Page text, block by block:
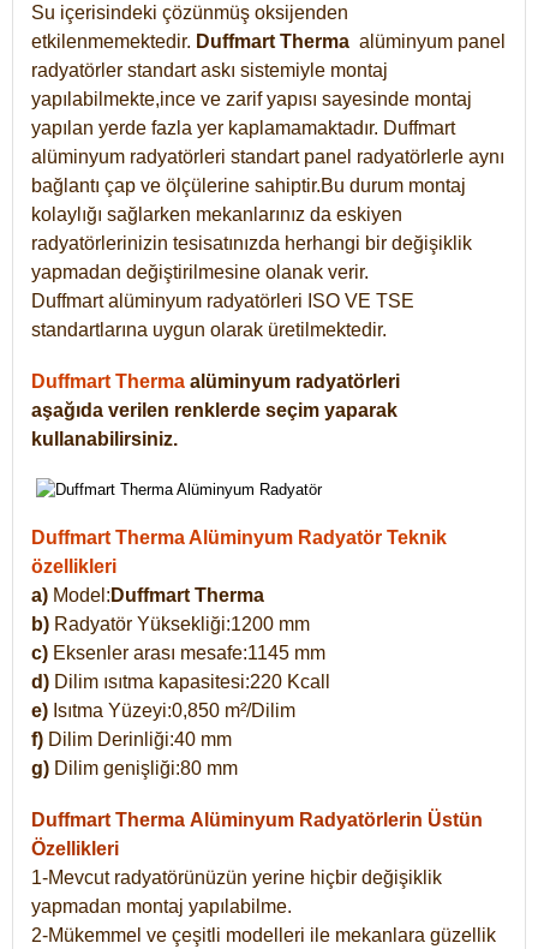
Su içerisindeki çözünmüş oksijenden
etkilenmemektedir. Duffmart Therma alüminyum panel
radyatörler standart askı sistemiyle montaj
yapılabilmekte,ince ve zarif yapısı sayesinde montaj
yapılan yerde fazla yer kaplamamaktadır. Duffmart
alüminyum radyatörleri standart panel radyatörlerle aynı
bağlantı çap ve ölçülerine sahiptir.Bu durum montaj
kolaylığı sağlarken mekanlarınız da eskiyen
radyatörlerinizin tesisatınızda herhangi bir değişiklik
yapmadan değiştirilmesine olanak verir.
Duffmart alüminyum radyatörleri ISO VE TSE
standartlarına uygun olarak üretilmektedir.
Duffmart Therma alüminyum radyatörleri
aşağıda verilen renklerde seçim yaparak
kullanabilirsiniz.
Duffmart Therma Alüminyum Radyatör Teknik
özellikleri
a) Model: Duffmart Therma
b) Radyatör Yüksekliği:1200 mm
c) Eksenler arası mesafe:1145 mm
d) Dilim ısıtma kapasitesi:220 Kcall
e) Isıtma Yüzeyi:0,850 m²/Dilim
f) Dilim Derinliği:40 mm
g) Dilim genişliği:80 mm
Duffmart Therma Alüminyum Radyatörlerin Üstün
Özellikleri
1-Mevcut radyatörünüzün yerine hiçbir değişiklik
yapmadan montaj yapılabilme.
2-Mükemmel ve çeşitli modelleri ile mekanlara güzellik